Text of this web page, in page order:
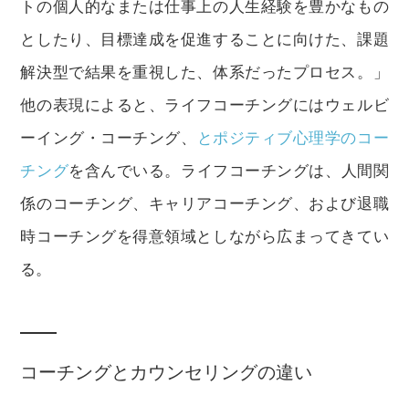
トの個人的なまたは仕事上の人生経験を豊かなもの
としたり、目標達成を促進することに向けた、課題
解決型で結果を重視した、体系だったプロセス。」
他の表現によると、ライフコーチングにはウェルビ
ーイング・コーチング、
とポジティブ心理学のコー
チングを含んでいる。ライフコーチングは、人間関
係のコーチング、キャリアコーチング、および退職
時コーチングを得意領域としながら広まってきてい
る。
コーチングとカウンセリングの違い